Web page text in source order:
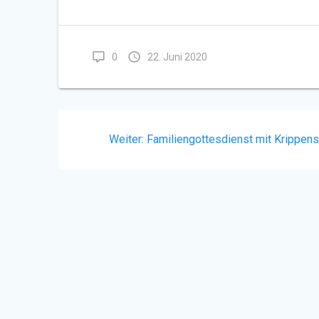
0 22. Juni 2020
Beitragsnavigation
Weiter: Nächster
Familiengottesdienst mit